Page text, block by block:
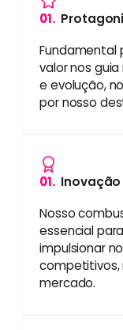
01.
Fundamental
valor nos
e evolução,
por nosso
01. Inovação
Nosso
essencial
impulsionar
competitivos,
mercado.